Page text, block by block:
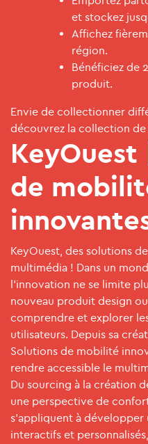
et stockez
Affichez
région.
Bénéficiez de
produit.
Envie de collectionner
découvrez la collection de
de
KeyOuest, des solutions
multimédia ! Dans un
l’innovation ne se limite
nouveau produit design
comprendre et explorer
utilisateurs. Depuis sa
Solutions de mobilité
rendre accessible le
Du sourcing à la création
une perspective de
s’appliquent à
interactifs et